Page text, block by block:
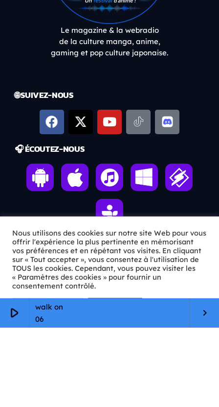
play_arrow
walk on
06
keyboard_arrow_right
Le magazine & la webradio
de la culture manga, anime,
gaming et pop culture japonaise.
🌐 SUIVEZ-NOUS
🎧 ÉCOUTEZ-NOUS
ℹ️ INFOS PRATIQUES
✉️Contact
🦊Qui sommes-nous ?
📄
Mentions légales
Nous utilisons des cookies sur notre site Web pour vous
offrir l'expérience la plus pertinente en mémorisant
vos préférences et en répétant vos visites. En cliquant
sur « Tout accepter », vous consentez à l'utilisation de
TOUS les cookies. Cependant, vous pouvez visiter les
« Paramètres des cookies » pour fournir un
consentement contrôlé.
Paramètres Cookie